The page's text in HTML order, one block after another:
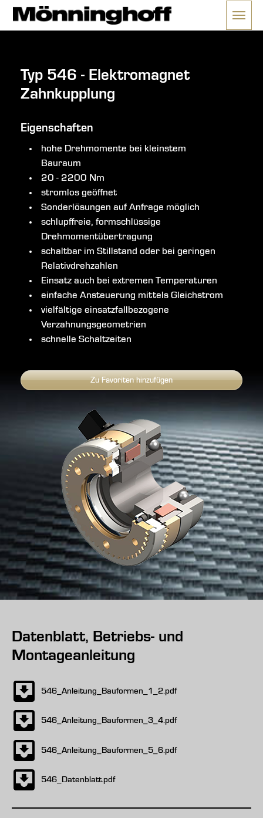
Menü
Typ 546 - Elektromagnet
Zahnkupplung
Eigenschaften
hohe Drehmomente bei kleinstem
Bauraum
20 - 2200 Nm
stromlos geöffnet
Sonderlösungen auf Anfrage möglich
schlupffreie, formschlüssige
Drehmomentübertragung
schaltbar im Stillstand oder bei geringen
Relativdrehzahlen
Einsatz auch bei extremen Temperaturen
einfache Ansteuerung mittels Gleichstrom
vielfältige einsatzfallbezogene
Verzahnungsgeometrien
schnelle Schaltzeiten
Zu Favoriten hinzufügen
Datenblatt, Betriebs- und
Montageanleitung
546_Anleitung_Bauformen_1_2.pdf
546_Anleitung_Bauformen_3_4.pdf
546_Anleitung_Bauformen_5_6.pdf
546_Datenblatt.pdf